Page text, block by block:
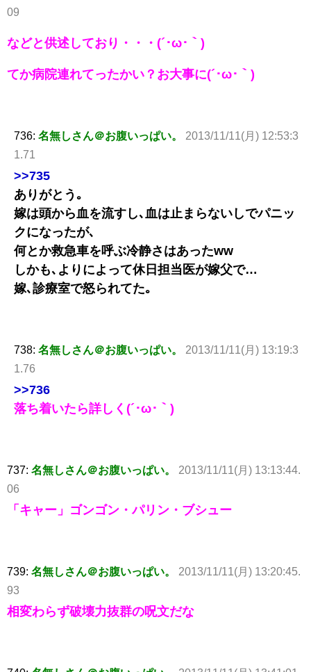
09
などと供述しており・・・(´･ω･｀)
てか病院連れてったかい？お大事に(´･ω･｀)
736: 名無しさん＠お腹いっぱい。
2013/11/11(月) 12:53:3
1.71
>>735
ありがとう｡
嫁は頭から血を流すし､血は止まらないしでパニッ
クになったが､
何とか救急車を呼ぶ冷静さはあったww
しかも､よりによって休日担当医が嫁父で…
嫁､診療室で怒られてた｡
738: 名無しさん＠お腹いっぱい。
2013/11/11(月) 13:19:3
1.76
>>736
落ち着いたら詳しく(´･ω･｀)
737: 名無しさん＠お腹いっぱい。
2013/11/11(月) 13:13:44.
06
「キャー」ゴンゴン・パリン・ブシュー
739: 名無しさん＠お腹いっぱい。
2013/11/11(月) 13:20:45.
93
相変わらず破壊力抜群の呪文だな